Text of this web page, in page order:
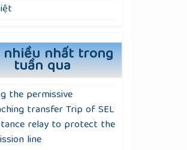
nhiều nhất trong
tuần qua
the permissive
transfer Trip of SEL
relay to protect the
line